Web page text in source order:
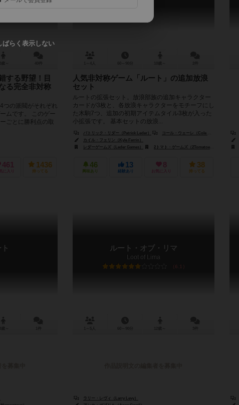
7.1
する野望！目
る完全非対称
つの派閥がそれぞれ
ムです。 このゲー
ごとに勝利点の取
461
に入り
1436
持ってる
人気非対称ゲーム「ルート」の追加放浪
セット
ルートの拡張セット。放浪部族の追加キャラクター
カードが3枚と、各放浪キャラクターをモチーフにし
た木駒7つ、追加の初期アイテムタイル3枚が入った
小拡張です。 基本セットの放浪...
パトリック・リダー（Patrick Leder）
コール・ウェーレ（Cole Wehrle）
カイル・フェリン（Kyle Ferrin）
レダーゲームズ（Leder Games）
2トマト・ゲームズ（2Tomatoes Games）
46
興味あり
13
経験あり
8
お気に入り
38
持ってる
ルート・オブ・リマ
Loot of Lima
6.1
ラリー・レヴィ（Larry Levy）
ばらく表示しない